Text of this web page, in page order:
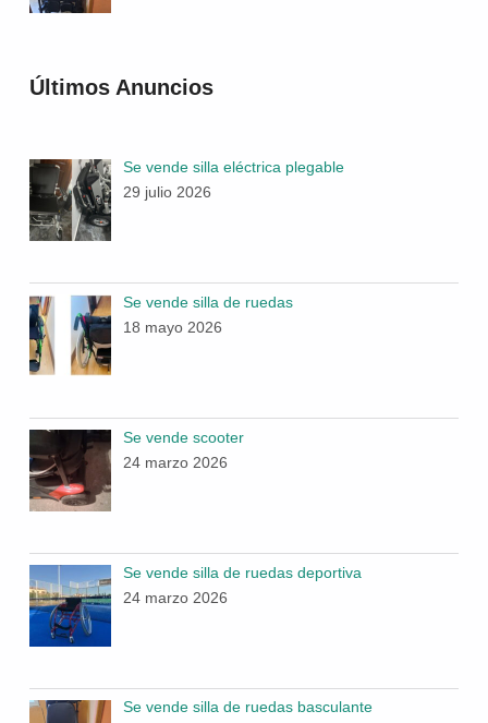
Últimos Anuncios
Se vende silla eléctrica plegable
29 julio 2026
Se vende silla de ruedas
18 mayo 2026
Se vende scooter
24 marzo 2026
Se vende silla de ruedas deportiva
24 marzo 2026
Se vende silla de ruedas basculante